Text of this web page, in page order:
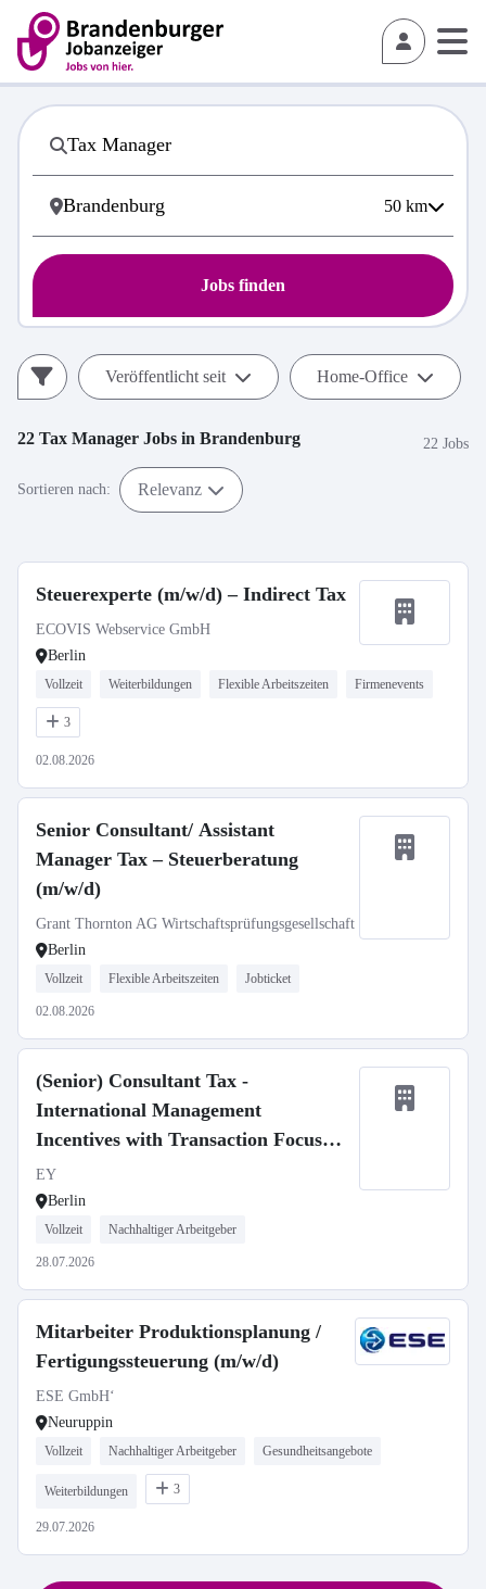
50 km
Jobs finden
Veröffentlicht seit Home-Office
22 Tax Manager Jobs in Brandenburg 22 Jobs
Sortieren nach: Relevanz
Steuerexperte (m/w/d) – Indirect Tax
ECOVIS Webservice GmbH
Berlin
Vollzeit Weiterbildungen Flexible Arbeitszeiten Firmenevents
3
02.08.2026
Senior Consultant/ Assistant
Manager Tax – Steuerberatung
(m/w/d)
Grant Thornton AG Wirtschaftsprüfungsgesellschaft
Berlin
Vollzeit Flexible Arbeitszeiten Jobticket
02.08.2026
(Senior) Consultant Tax -
International Management
Incentives with Transaction Focus
(w/m/d)
EY
Berlin
Vollzeit Nachhaltiger Arbeitgeber
28.07.2026
Mitarbeiter Produktionsplanung /
Fertigungssteuerung (m/w/d)
ESE GmbH‘
Neuruppin
Vollzeit Nachhaltiger Arbeitgeber Gesundheitsangebote
Weiterbildungen 3
29.07.2026